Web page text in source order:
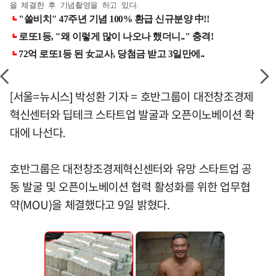
을 체결한 후 기념촬영을 하고 있다.
[서울=뉴시스] 박성환 기자 = 호반그룹이 대전창조경제
혁신센터와 딥테크 스타트업 발굴과 오픈이노베이션 확
대에 나선다.
호반그룹은 대전창조경제혁신센터와 유망 스타트업 공
동 발굴 및 오픈이노베이션 협력 활성화를 위한 업무협
약(MOU)을 체결했다고 9일 밝혔다.